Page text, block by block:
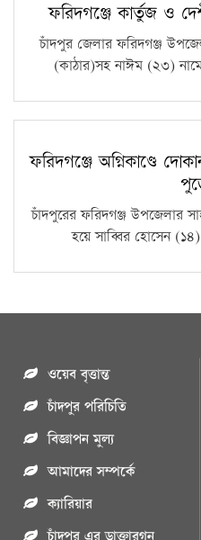
ফরিদগঞ্জে কার্তুজ ও
চাঁদপুর জেলার ফরিদগঞ্জ
(কাঠার)সহ নাঈম (২৩)
ফরিদগঞ্জে অগ্নিকাণ্ডে
চাঁদপুরের ফরিদগঞ্জ উপজেলার
হয়ে সাব্বির হোসেন
ওয়েব বৃত্তান্ত
চাঁদপুর পরিচিতি
বিজ্ঞাপন মুল্য
আমাদের সম্পর্কে
ক্যারিয়ার